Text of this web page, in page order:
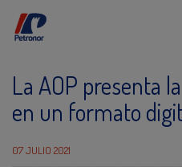
La AOP presenta
en un formato
07 JULIO 2021